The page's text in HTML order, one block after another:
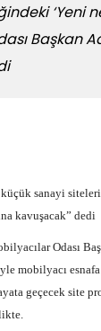
‘Yeni
Başkan
sanayi
kavuşacak” dedi
Odası
mobilyacı
geçecek site